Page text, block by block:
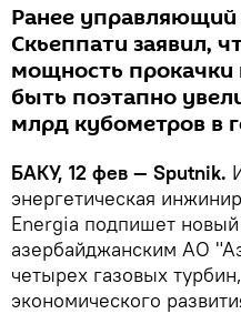
Ранее управляющий
Скьеппати заявил,
мощность
быть поэтапно
млрд кубометров в
БАКУ, 12 фев — Sputnik.
энергетическая
Energia подпишет новый
азербайджанским АО
четырех газовых
экономического